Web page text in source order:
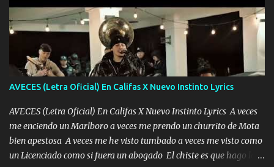
pero eso ya no va a pasar me perderé en la soledad Porque me
mirabas bonito si yo no fui el final feliz el final fue triste pa mí Y
duele no tenerte aquí sabiendo que moría por ti yo y la luna
cantamos y por ti nos embriagamos Quién sabe qué será de mí si
contigo fui muy feliz a lo mejor no lloró pero muy en el fondo te
adoro
AVECES (Letra Oficial) En Califas X Nuevo Instinto Lyrics
AVECES (Letra Oficial) En Califas X Nuevo Instinto Lyrics A veces
me enciendo un Marlboro a veces me prendo un churrito de Mota
bien apestosa A veces me he visto tumbado a veces me visto como
un Licenciado como si fuera un abogado El chiste es que hago lo